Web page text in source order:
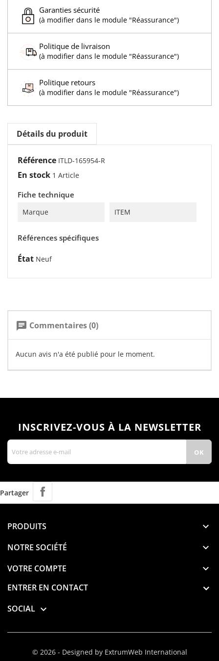
Garanties sécurité
(à modifier dans le module "Réassurance")
Politique de livraison
(à modifier dans le module "Réassurance")
Politique retours
(à modifier dans le module "Réassurance")
Détails du produit
Référence ITLD-165954-R
En stock 1 Article
Fiche technique
Marque ITEM
Références spécifiques
État Neuf
chat Commentaires (0)
Aucun avis n'a été publié pour le moment.
INSCRIVEZ-VOUS À LA NEWSLETTER
Partager
PRODUITS 
NOTRE SOCIÉTÉ 
VOTRE COMPTE 
ENTRER EN CONTACT
SOCIAL 
© 2026 - Designed by ExtrumWeb International